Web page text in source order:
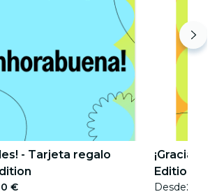
- Tarjeta regalo
€
Edition
Desde